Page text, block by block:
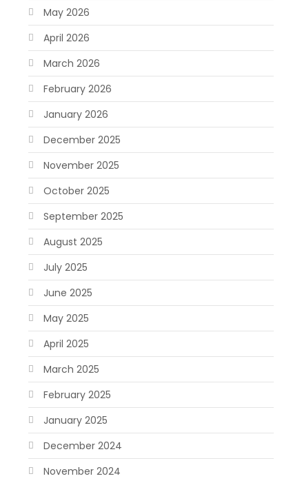
May 2026
April 2026
March 2026
February 2026
January 2026
December 2025
November 2025
October 2025
September 2025
August 2025
July 2025
June 2025
May 2025
April 2025
March 2025
February 2025
January 2025
December 2024
November 2024